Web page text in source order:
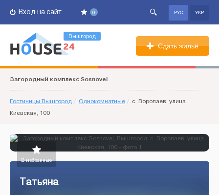
0
Вход на сайт РУС УКР
Вышгород
Сдать жильё
Загородный комплекс Sosnovel
Гостиницы Вышгород / Однокомнатные / c. Воропаев, улица
Киевская, 100
В избранные
Татьяна